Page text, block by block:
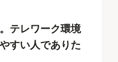
テレワーク環境
すい人でありた